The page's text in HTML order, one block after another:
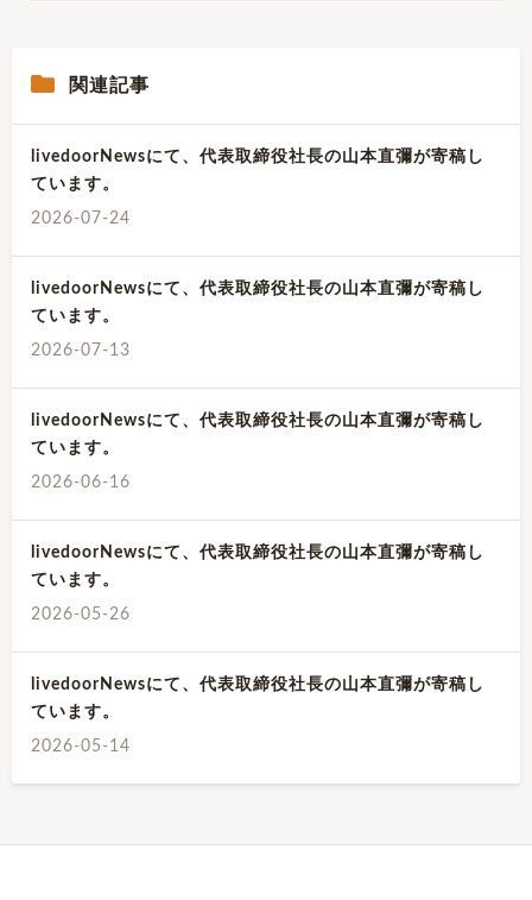
関連記事
livedoorNewsにて、代表取締役社長の山本直彌が寄稿し
ています。
2026-07-24
livedoorNewsにて、代表取締役社長の山本直彌が寄稿し
ています。
2026-07-13
livedoorNewsにて、代表取締役社長の山本直彌が寄稿し
ています。
2026-06-16
livedoorNewsにて、代表取締役社長の山本直彌が寄稿し
ています。
2026-05-26
livedoorNewsにて、代表取締役社長の山本直彌が寄稿し
ています。
2026-05-14